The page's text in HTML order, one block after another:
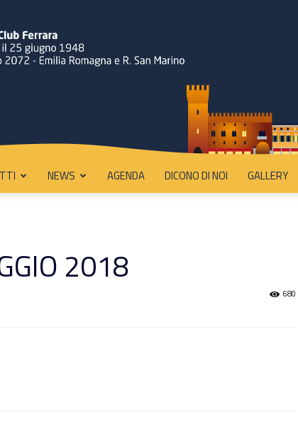
NEWS AGENDA DICONO DI NOI GALLERY
2018
680